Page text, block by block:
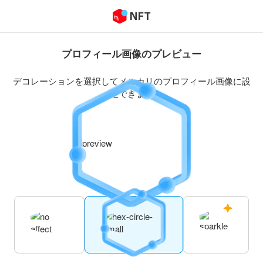
プロフィール画像のプレビュー
デコレーションを選択してメルカリのプロフィール画像に設
定できます